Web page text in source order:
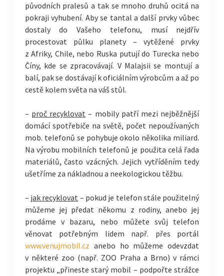
původních pralesů a tak se mnoho druhů ocitá na
pokraji vyhubení. Aby se tantal a další prvky vůbec
dostaly do Vašeho telefonu, musí nejdřív
procestovat půlku planety – vytěžené prvky
z Afriky, Chile, nebo Ruska putují do Turecka nebo
Číny, kde se zpracovávají. V Malajsii se montují a
balí, pak se dostávají k oficiálním výrobcům a až po
cestě kolem světa na váš stůl.
– proč recyklovat – mobily patří mezi nejběžnější
domácí spotřebiče na světě, počet nepoužívaných
mob. telefonů se pohybuje okolo několika miliard.
Na výrobu mobilních telefonů je použita celá řada
materiálů, často vzácných. Jejich vytříděním tedy
ušetříme za nákladnou a neekologickou těžbu.
– jak recyklovat – pokud je telefon stále použitelný
můžeme jej předat někomu z rodiny, anebo jej
prodáme v bazaru, nebo můžete svůj telefon
věnovat potřebným lidem např. přes portál
www.venujmobil.cz anebo ho můžeme odevzdat
v některé zoo (např. ZOO Praha a Brno) v rámci
projektu „přineste starý mobil – podpořte strážce